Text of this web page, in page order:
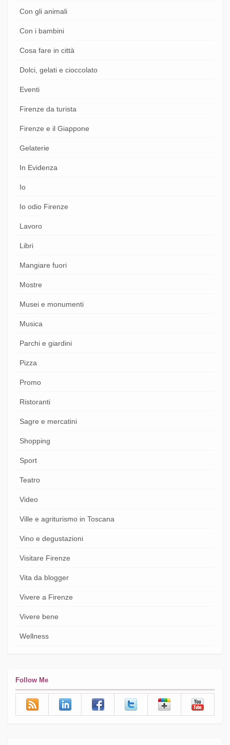
Con gli animali
Con i bambini
Cosa fare in città
Dolci, gelati e cioccolato
Eventi
Firenze da turista
Firenze e il Giappone
Gelaterie
In Evidenza
Io
Io odio Firenze
Lavoro
Libri
Mangiare fuori
Mostre
Musei e monumenti
Musica
Parchi e giardini
Pizza
Promo
Ristoranti
Sagre e mercatini
Shopping
Sport
Teatro
Video
Ville e agriturismo in Toscana
Vino e degustazioni
Visitare Firenze
Vita da blogger
Vivere a Firenze
Vivere bene
Wellness
Follow Me